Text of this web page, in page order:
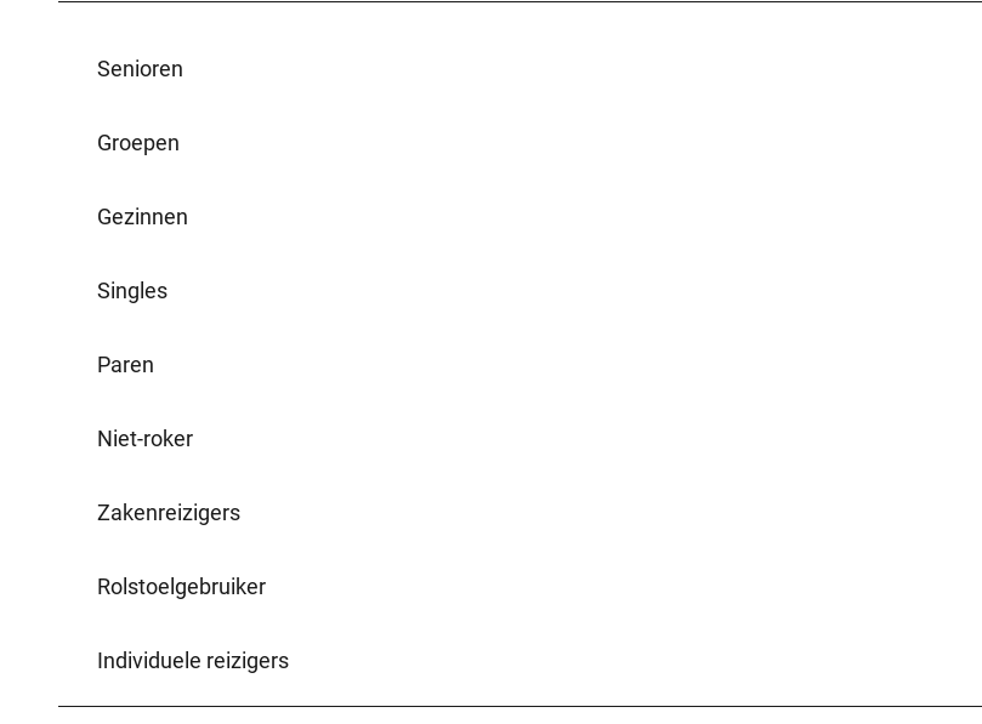
Senioren
Groepen
Gezinnen
Singles
Paren
Niet-roker
Zakenreizigers
Rolstoelgebruiker
Individuele reizigers